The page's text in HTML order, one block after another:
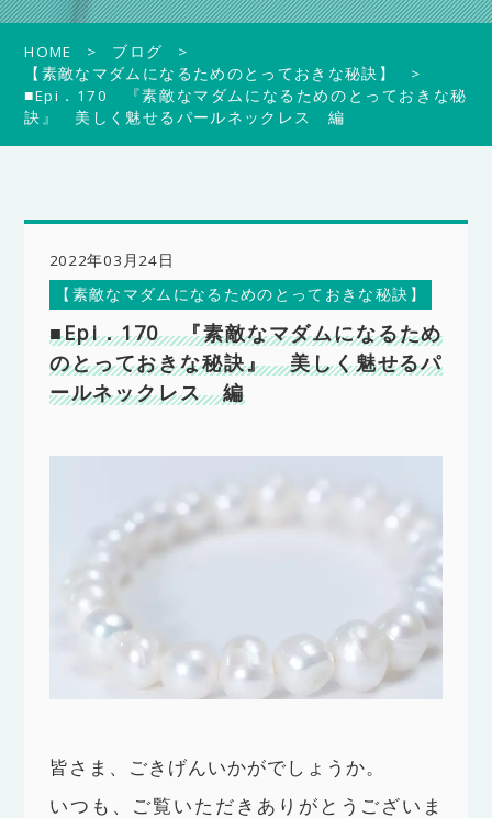
HOME
ブログ
【素敵なマダムになるためのとっておきな秘訣】
■Epi．170 『素敵なマダムになるためのとっておきな秘
訣』 美しく魅せるパールネックレス 編
2022年03月24日
【素敵なマダムになるためのとっておきな秘訣】
■Epi．170 『素敵なマダムになるため
のとっておきな秘訣』 美しく魅せるパ
ールネックレス 編
皆さま、ごきげんいかがでしょうか。
いつも、ご覧いただきありがとうございま